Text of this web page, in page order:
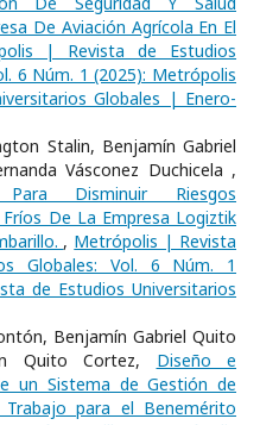
De Aviación Agrícola En El
| Revista de Estudios
6 Núm. 1 (2025): Metrópolis
Globales | Enero-
Stalin, Benjamín Gabriel
Vásconez Duchicela ,
Disminuir Riesgos
De La Empresa Logiztik
, Metrópolis | Revista
Globales: Vol. 6 Núm. 1
de Estudios Universitarios
Benjamín Gabriel Quito
Quito Cortez, Diseño e
un Sistema de Gestión de
para el Benemérito